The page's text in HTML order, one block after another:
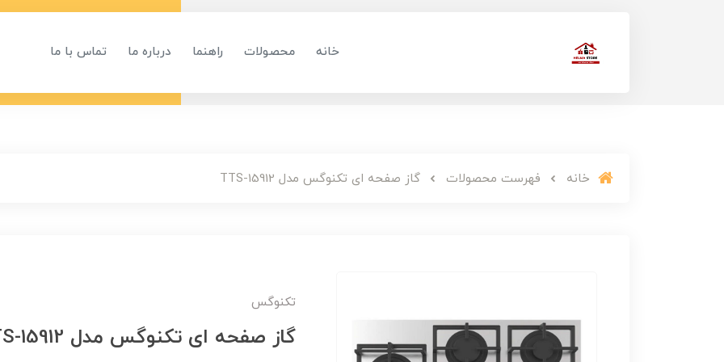
خانه محصولات راهنما درباره ما تماس با ما
خانه فهرست محصولات گاز صفحه ای تکنوگس مدل TTS-15912
تکنوگس
گاز صفحه ای تکنوگس مدل TTS-15912